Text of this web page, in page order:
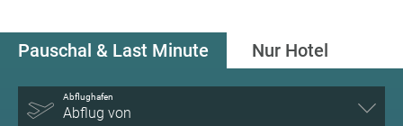
Pauschal & Last Minute Nur Hotel
Abflughafen
Abflug von